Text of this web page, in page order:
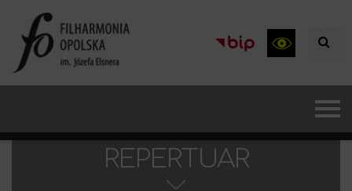
REPERTUAR